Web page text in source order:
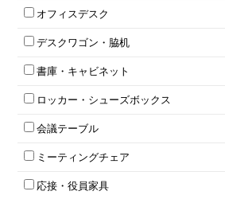
肘付きチェア
肘無しチェア
役員チェア
オフィスチェアその他
オフィスデスク
片袖机
フリーアドレスデスク（ベンチデスク
昇降デスク
両袖机
デスクワゴン・脇机
インワゴン2段
インワゴン3段
脇机
書庫・キャビネット
ハイキャビネット
ローキャビネット
両開きキャビネット
上下連結キャビネット
軽量ラック（スチールラック）
ロッカー・シューズボックス
1人用ロッカー
2人用ロッカー
3人用ロッカー
5人用ロッカー
会議テーブル
ミーティングテーブル
スタッキングテーブル
ネスティングテーブル
ミーティングチェア
キャスター付きミーティングチェア
スタッキングミーティングチェア
応接・役員家具